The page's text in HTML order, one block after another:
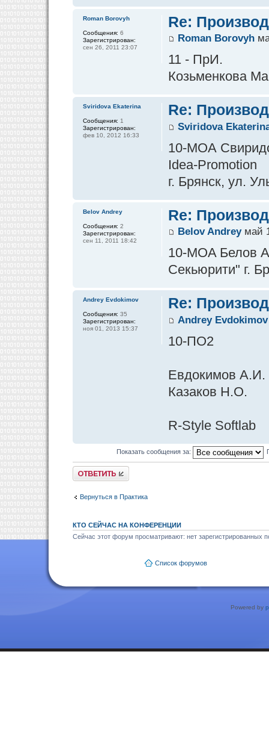
Re:
Roman Borovyh
11 - ПрИ.
Козьменкова
Roman Borovyh
Сообщения: 6
Зарегистрирован:
сен 26, 2011 23:07
Re:
Sviridova
10-МОА
Idea-Promotion
г. Брянск, ул.
Sviridova Ekaterina
Сообщения: 1
Зарегистрирован:
фев 10, 2012 16:33
Re:
Belov Andreyмай
10-MOA Белов
Секьюрити" г.
Belov Andrey
Сообщения: 2
Зарегистрирован:
сен 11, 2011 18:42
Re:
Andrey Evdokimov
10-ПО2
Евдокимов А.И.
Казаков Н.О.
R-Style Softlab
Andrey Evdokimov
Сообщения: 35
Зарегистрирован:
ноя 01, 2013 15:37
Показать сообщения за:
Ответить
Вернуться в Практика
КТО СЕЙЧАС НА КОНФЕРЕНЦИИ
Сейчас этот форум просматривают: нет зарегистрированных
Список форумов
Powered by